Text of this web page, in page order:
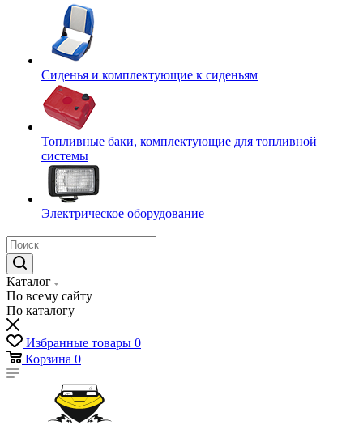
Сиденья и комплектующие к сиденьям
Топливные баки, комплектующие для топливной
системы
Электрическое оборудование
Каталог
По всему сайту
По каталогу
Избранные товары 0
Корзина 0